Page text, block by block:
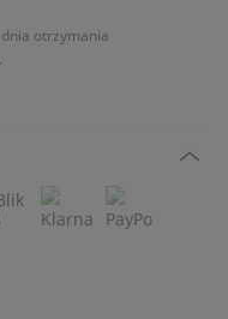
otrzymania